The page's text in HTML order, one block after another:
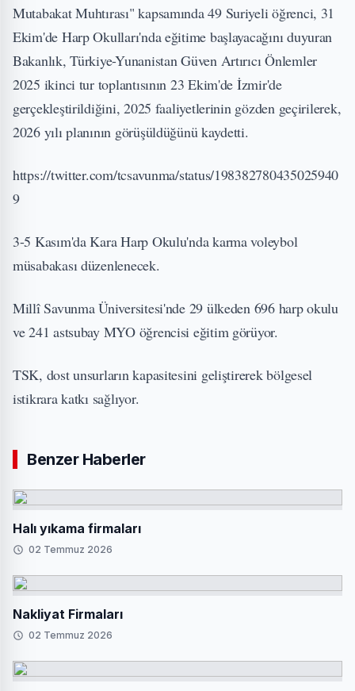
Mutabakat Muhtırası" kapsamında 49 Suriyeli öğrenci, 31
Ekim'de Harp Okulları'nda eğitime başlayacağını duyuran
Bakanlık, Türkiye-Yunanistan Güven Artırıcı Önlemler
2025 ikinci tur toplantısının 23 Ekim'de İzmir'de
gerçekleştirildiğini, 2025 faaliyetlerinin gözden geçirilerek,
2026 yılı planının görüşüldüğünü kaydetti.
https://twitter.com/tcsavunma/status/198382780435025940
9
3-5 Kasım'da Kara Harp Okulu'nda karma voleybol
müsabakası düzenlenecek.
Millî Savunma Üniversitesi'nde 29 ülkeden 696 harp okulu
ve 241 astsubay MYO öğrencisi eğitim görüyor.
TSK, dost unsurların kapasitesini geliştirerek bölgesel
istikrara katkı sağlıyor.
Benzer Haberler
Halı yıkama firmaları
02 Temmuz 2026
Nakliyat Firmaları
02 Temmuz 2026